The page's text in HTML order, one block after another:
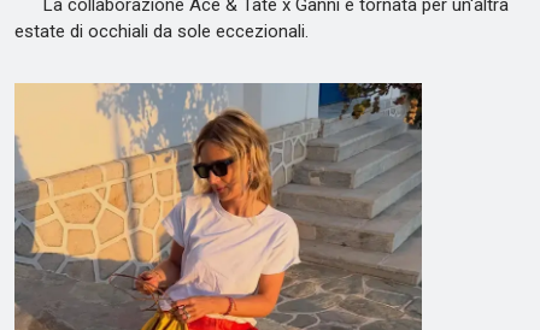
La collaborazione Ace & Tate x Ganni è tornata per un'altra
estate di occhiali da sole eccezionali.